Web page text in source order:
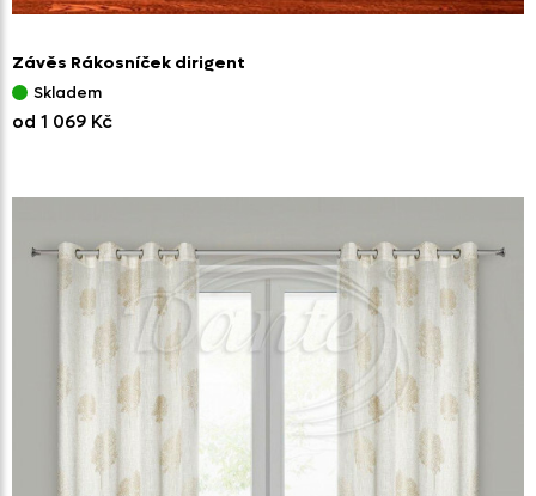
Závěs Rákosníček dirigent
Skladem
od 1 069 Kč